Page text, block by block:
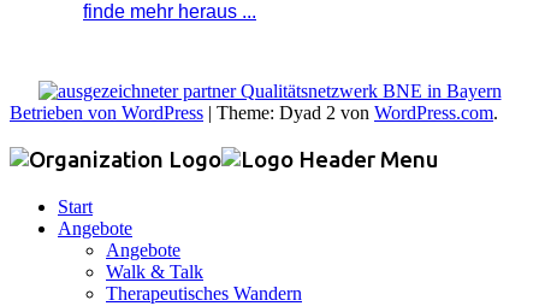
finde mehr heraus ...
Betrieben von WordPress | Theme: Dyad 2 von WordPress.com.
Start
Angebote
Angebote
Walk & Talk
Therapeutisches Wandern